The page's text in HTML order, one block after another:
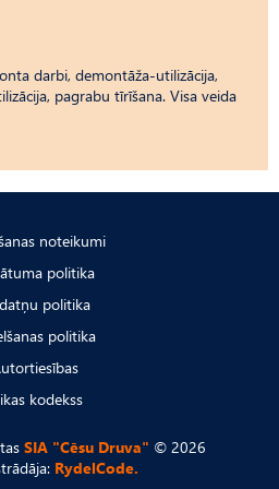
darbi, demontāža-utilizācija,
pagrabu tīrīšana. Visa veida
noteikumi
politika
politika
politika
kodekss
SIA "Cēsu Druva" © 2026
RydelCode.